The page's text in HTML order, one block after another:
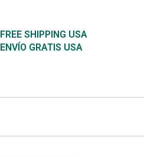
FREE SHIPPING USA
ENVÍO GRATIS USA